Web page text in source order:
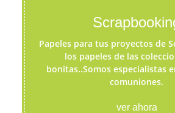
Papeles para tus proyectos de
los papeles de las
bonitas..Somos especialistas
comuniones.
ver ahora